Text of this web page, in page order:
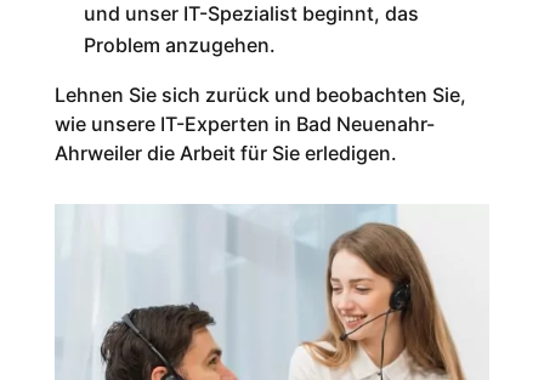
und unser IT-Spezialist beginnt, das
Problem anzugehen.
Lehnen Sie sich zurück und beobachten Sie,
wie unsere IT-Experten in Bad Neuenahr-
Ahrweiler die Arbeit für Sie erledigen.